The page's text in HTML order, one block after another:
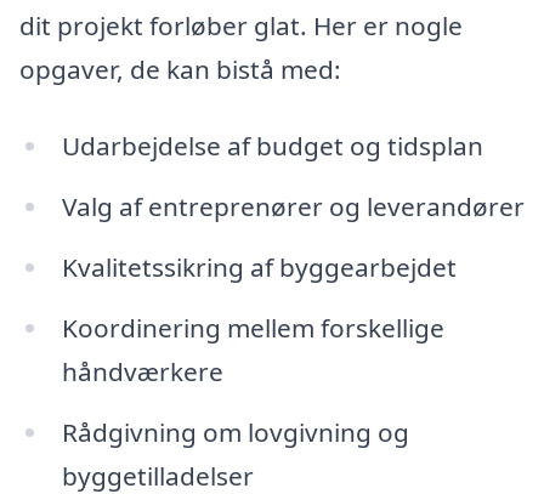
dit projekt forløber glat. Her er nogle
opgaver, de kan bistå med:
Udarbejdelse af budget og tidsplan
Valg af entreprenører og leverandører
Kvalitetssikring af byggearbejdet
Koordinering mellem forskellige
håndværkere
Rådgivning om lovgivning og
byggetilladelser